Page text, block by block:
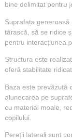
bine delimitat pentru
Suprafața generoasă
târască, să se ridice
pentru interacțiunea
Structura este
oferă stabilitate
Baza este prevăzută
alunecarea pe
cu material moale,
copilului.
Pereții laterali sunt